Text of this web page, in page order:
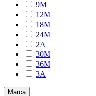
9M
12M
18M
24M
2A
30M
36M
3A
Marca